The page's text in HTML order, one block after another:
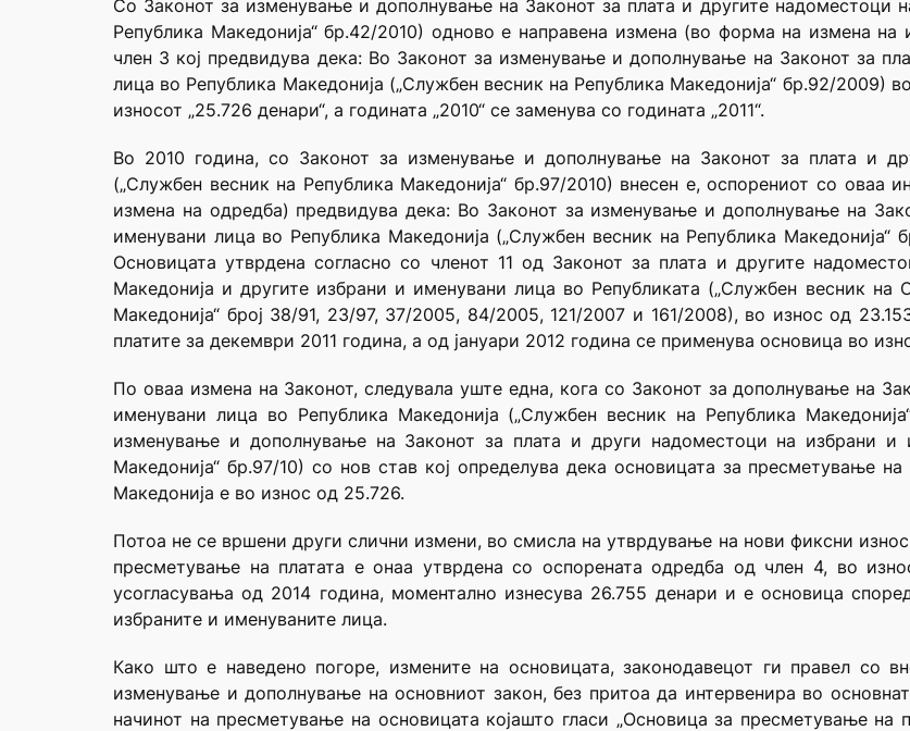
Со Законот за изменување и дополнување на Законот за плата и другите надоместоци
Република Македонија“ бр.42/2010) одново е направена измена (во форма на измена
член 3 кој предвидува дека: Во Законот за изменување и дополнување на Законот за
лица во Република Македонија („Службен весник на Република Македонија“ бр.92/2009)
износот „25.726 денари“, а годината „2010“ се заменува со годината „2011“.
Во 2010 година, со Законот за изменување и дополнување на Законот за плата и
(„Службен весник на Република Македонија“ бр.97/2010) внесен е, оспорениот со оваа
измена на одредба) предвидува дека: Во Законот за изменување и дополнување на
именувани лица во Република Македонија („Службен весник на Република
Основицата утврдена согласно со членот 11 од Законот за плата и другите
Македонија и другите избрани и именувани лица во Републиката („Службен весник
Македонија“ број 38/91, 23/97, 37/2005, 84/2005, 121/2007 и 161/2008), во износ од
платите за декември 2011 година, а од јануари 2012 година се применува основица во
По оваа измена на Законот, следувала уште една, кога со Законот за дополнување на
именувани лица во Република Македонија („Службен весник на Република
изменување и дополнување на Законот за плата и други надоместоци на избрани и
Македонија“ бр.97/10) со нов став кој определува дека основицата за пресметување
Македонија е во износ од 25.726.
Потоа не се вршени други слични измени, во смисла на утврдување на нови фиксни
пресметување на платата е онаа утврдена со оспорената одредба од член 4, во
усогласувања од 2014 година, моментално изнесува 26.755 денари и е основица
избраните и именуваните лица.
Како што е наведено погоре, измените на основицата, законодавецот ги правел со
изменување и дополнување на основниот закон, без притоа да интервенира во
начинот на пресметување на основицата којашто гласи „Основица за пресметување на